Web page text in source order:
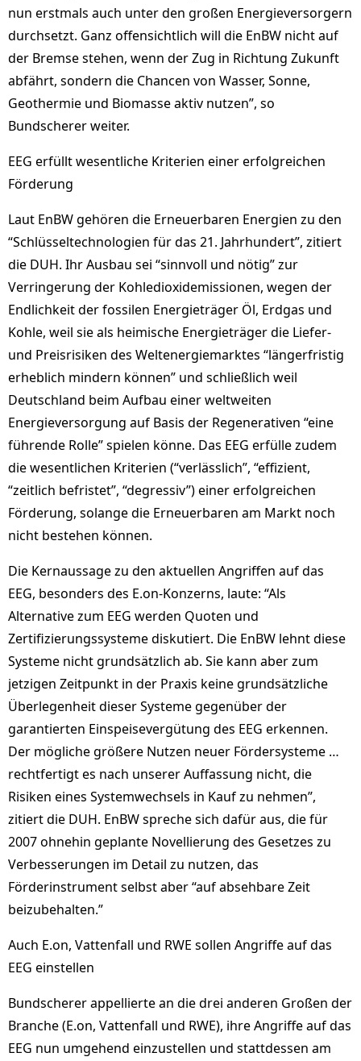
nun erstmals auch unter den großen Energieversorgern
durchsetzt. Ganz offensichtlich will die EnBW nicht auf
der Bremse stehen, wenn der Zug in Richtung Zukunft
abfährt, sondern die Chancen von Wasser, Sonne,
Geothermie und Biomasse aktiv nutzen”, so
Bundscherer weiter.
EEG erfüllt wesentliche Kriterien einer erfolgreichen
Förderung
Laut EnBW gehören die Erneuerbaren Energien zu den
“Schlüsseltechnologien für das 21. Jahrhundert”, zitiert
die DUH. Ihr Ausbau sei “sinnvoll und nötig” zur
Verringerung der Kohledioxidemissionen, wegen der
Endlichkeit der fossilen Energieträger Öl, Erdgas und
Kohle, weil sie als heimische Energieträger die Liefer-
und Preisrisiken des Weltenergiemarktes “längerfristig
erheblich mindern können” und schließlich weil
Deutschland beim Aufbau einer weltweiten
Energieversorgung auf Basis der Regenerativen “eine
führende Rolle” spielen könne. Das EEG erfülle zudem
die wesentlichen Kriterien (“verlässlich”, “effizient,
“zeitlich befristet”, “degressiv”) einer erfolgreichen
Förderung, solange die Erneuerbaren am Markt noch
nicht bestehen können.
Die Kernaussage zu den aktuellen Angriffen auf das
EEG, besonders des E.on-Konzerns, laute: “Als
Alternative zum EEG werden Quoten und
Zertifizierungssysteme diskutiert. Die EnBW lehnt diese
Systeme nicht grundsätzlich ab. Sie kann aber zum
jetzigen Zeitpunkt in der Praxis keine grundsätzliche
Überlegenheit dieser Systeme gegenüber der
garantierten Einspeisevergütung des EEG erkennen.
Der mögliche größere Nutzen neuer Fördersysteme …
rechtfertigt es nach unserer Auffassung nicht, die
Risiken eines Systemwechsels in Kauf zu nehmen”,
zitiert die DUH. EnBW spreche sich dafür aus, die für
2007 ohnehin geplante Novellierung des Gesetzes zu
Verbesserungen im Detail zu nutzen, das
Förderinstrument selbst aber “auf absehbare Zeit
beizubehalten.”
Auch E.on, Vattenfall und RWE sollen Angriffe auf das
EEG einstellen
Bundscherer appellierte an die drei anderen Großen der
Branche (E.on, Vattenfall und RWE), ihre Angriffe auf das
EEG nun umgehend einzustellen und stattdessen am